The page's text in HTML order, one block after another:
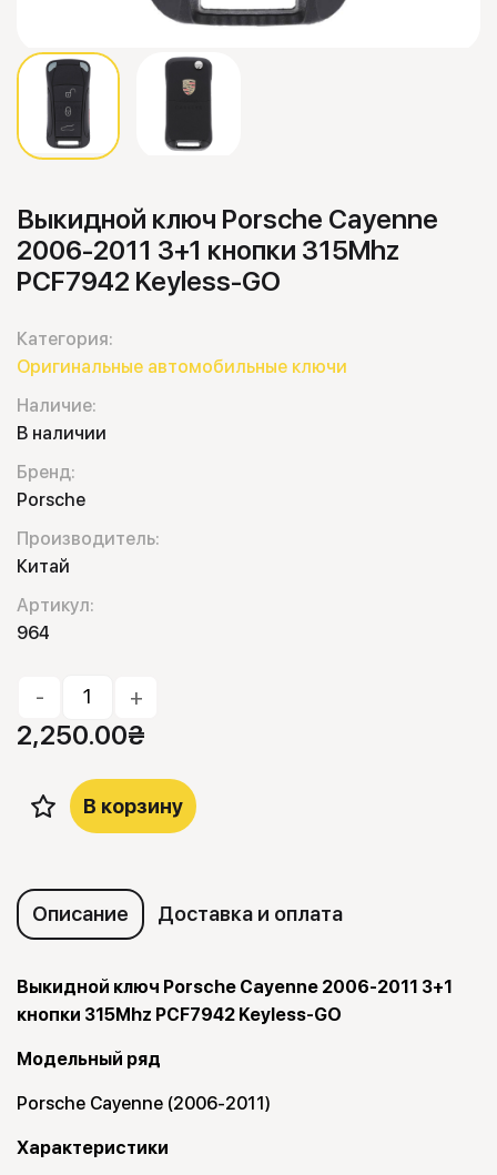
Выкидной ключ Porsche Cayenne
2006-2011 3+1 кнопки 315Mhz
PCF7942 Keyless-GO
Категория:
Оригинальные автомобильные ключи
Наличие:
В наличии
Бренд:
Porsche
Производитель:
Китай
Артикул:
964
- +
2,250.00₴
В корзину
Описание Доставка и оплата
Выкидной ключ Porsche Cayenne 2006-2011 3+1
кнопки 315Mhz PCF7942 Keyless-GO
Модельный ряд
Porsche Cayenne (2006-2011)
Характеристики